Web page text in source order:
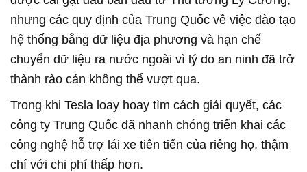
nhưng các quy định của Trung Quốc về việc đào tạo
hệ thống bằng dữ liệu địa phương và hạn chế
chuyển dữ liệu ra nước ngoài vì lý do an ninh đã trở
thành rào cản không thể vượt qua.
Trong khi Tesla loay hoay tìm cách giải quyết, các
công ty Trung Quốc đã nhanh chóng triển khai các
công nghệ hỗ trợ lái xe tiên tiến của riêng họ, thậm
chí với chi phí thấp hơn.